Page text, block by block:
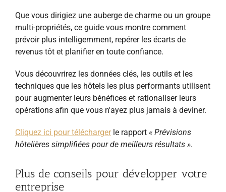
Que vous dirigiez une auberge de charme ou un groupe
multi-propriétés, ce guide vous montre comment
prévoir plus intelligemment, repérer les écarts de
revenus tôt et planifier en toute confiance.
Vous découvrirez les données clés, les outils et les
techniques que les hôtels les plus performants utilisent
pour augmenter leurs bénéfices et rationaliser leurs
opérations afin que vous n'ayez plus jamais à deviner.
Cliquez ici pour téléchargerle rapport « Prévisions
hôtelières simplifiées pour de meilleurs résultats ».
Plus de conseils pour développer votre
entreprise